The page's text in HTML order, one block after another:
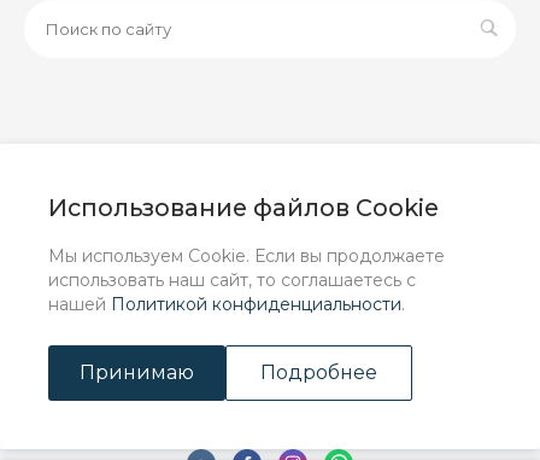
Использование файлов Cookie
Мы используем Cookie. Если вы продолжаете
использовать наш сайт, то соглашаетесь с
нашей Политикой конфиденциальности.
Принимаю Подробнее
информационный характер и ни при каких условиях не
положениями Статьи 437 (2) ГК РФ.